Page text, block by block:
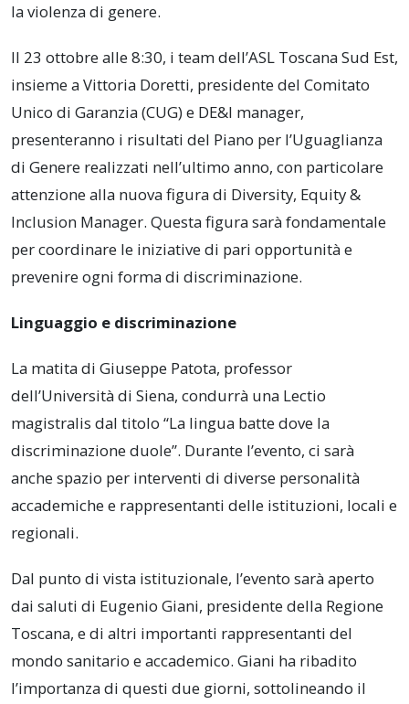
la violenza di genere.
Il 23 ottobre alle 8:30, i team dell’ASL Toscana Sud Est,
insieme a Vittoria Doretti, presidente del Comitato
Unico di Garanzia (CUG) e DE&I manager,
presenteranno i risultati del Piano per l’Uguaglianza
di Genere realizzati nell’ultimo anno, con particolare
attenzione alla nuova figura di Diversity, Equity &
Inclusion Manager. Questa figura sarà fondamentale
per coordinare le iniziative di pari opportunità e
prevenire ogni forma di discriminazione.
Linguaggio e discriminazione
La matita di Giuseppe Patota, professor
dell’Università di Siena, condurrà una Lectio
magistralis dal titolo “La lingua batte dove la
discriminazione duole”. Durante l’evento, ci sarà
anche spazio per interventi di diverse personalità
accademiche e rappresentanti delle istituzioni, locali e
regionali.
Dal punto di vista istituzionale, l’evento sarà aperto
dai saluti di Eugenio Giani, presidente della Regione
Toscana, e di altri importanti rappresentanti del
mondo sanitario e accademico. Giani ha ribadito
l’importanza di questi due giorni, sottolineando il